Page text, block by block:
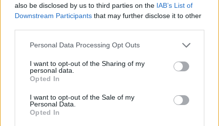
also be disclosed by us to third parties on the IAB’s List of
Downstream Participants that may further disclose it to other
Please note that this website/app uses one or more Google
not limited to your visit or usage behaviour. You may click to
grant or deny consent to Google and its third-party tags to
use your data for below specified purposes in below Google
consent section.
Personal Data Processing Opt Outs
I want to opt-out of the Sharing of my
personal data.
Opted In
I want to opt-out of the Sale of my
Personal Data.
Opted In
FRISS HÍREK
helyzet